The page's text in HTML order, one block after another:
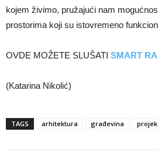
kojem živimo, pružajući nam
prostorima koji su istovremeno
OVDE MOŽETE SLUŠATI SMART
(Katarina Nikolić)
TAGS arhitektura građevina